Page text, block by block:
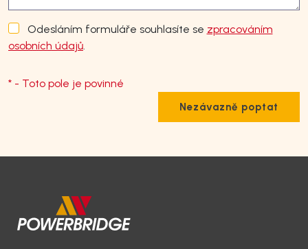
Odesláním formuláře souhlasíte se zpracováním
osobních údajů.
* - Toto pole je povinné
Nezávazně poptat